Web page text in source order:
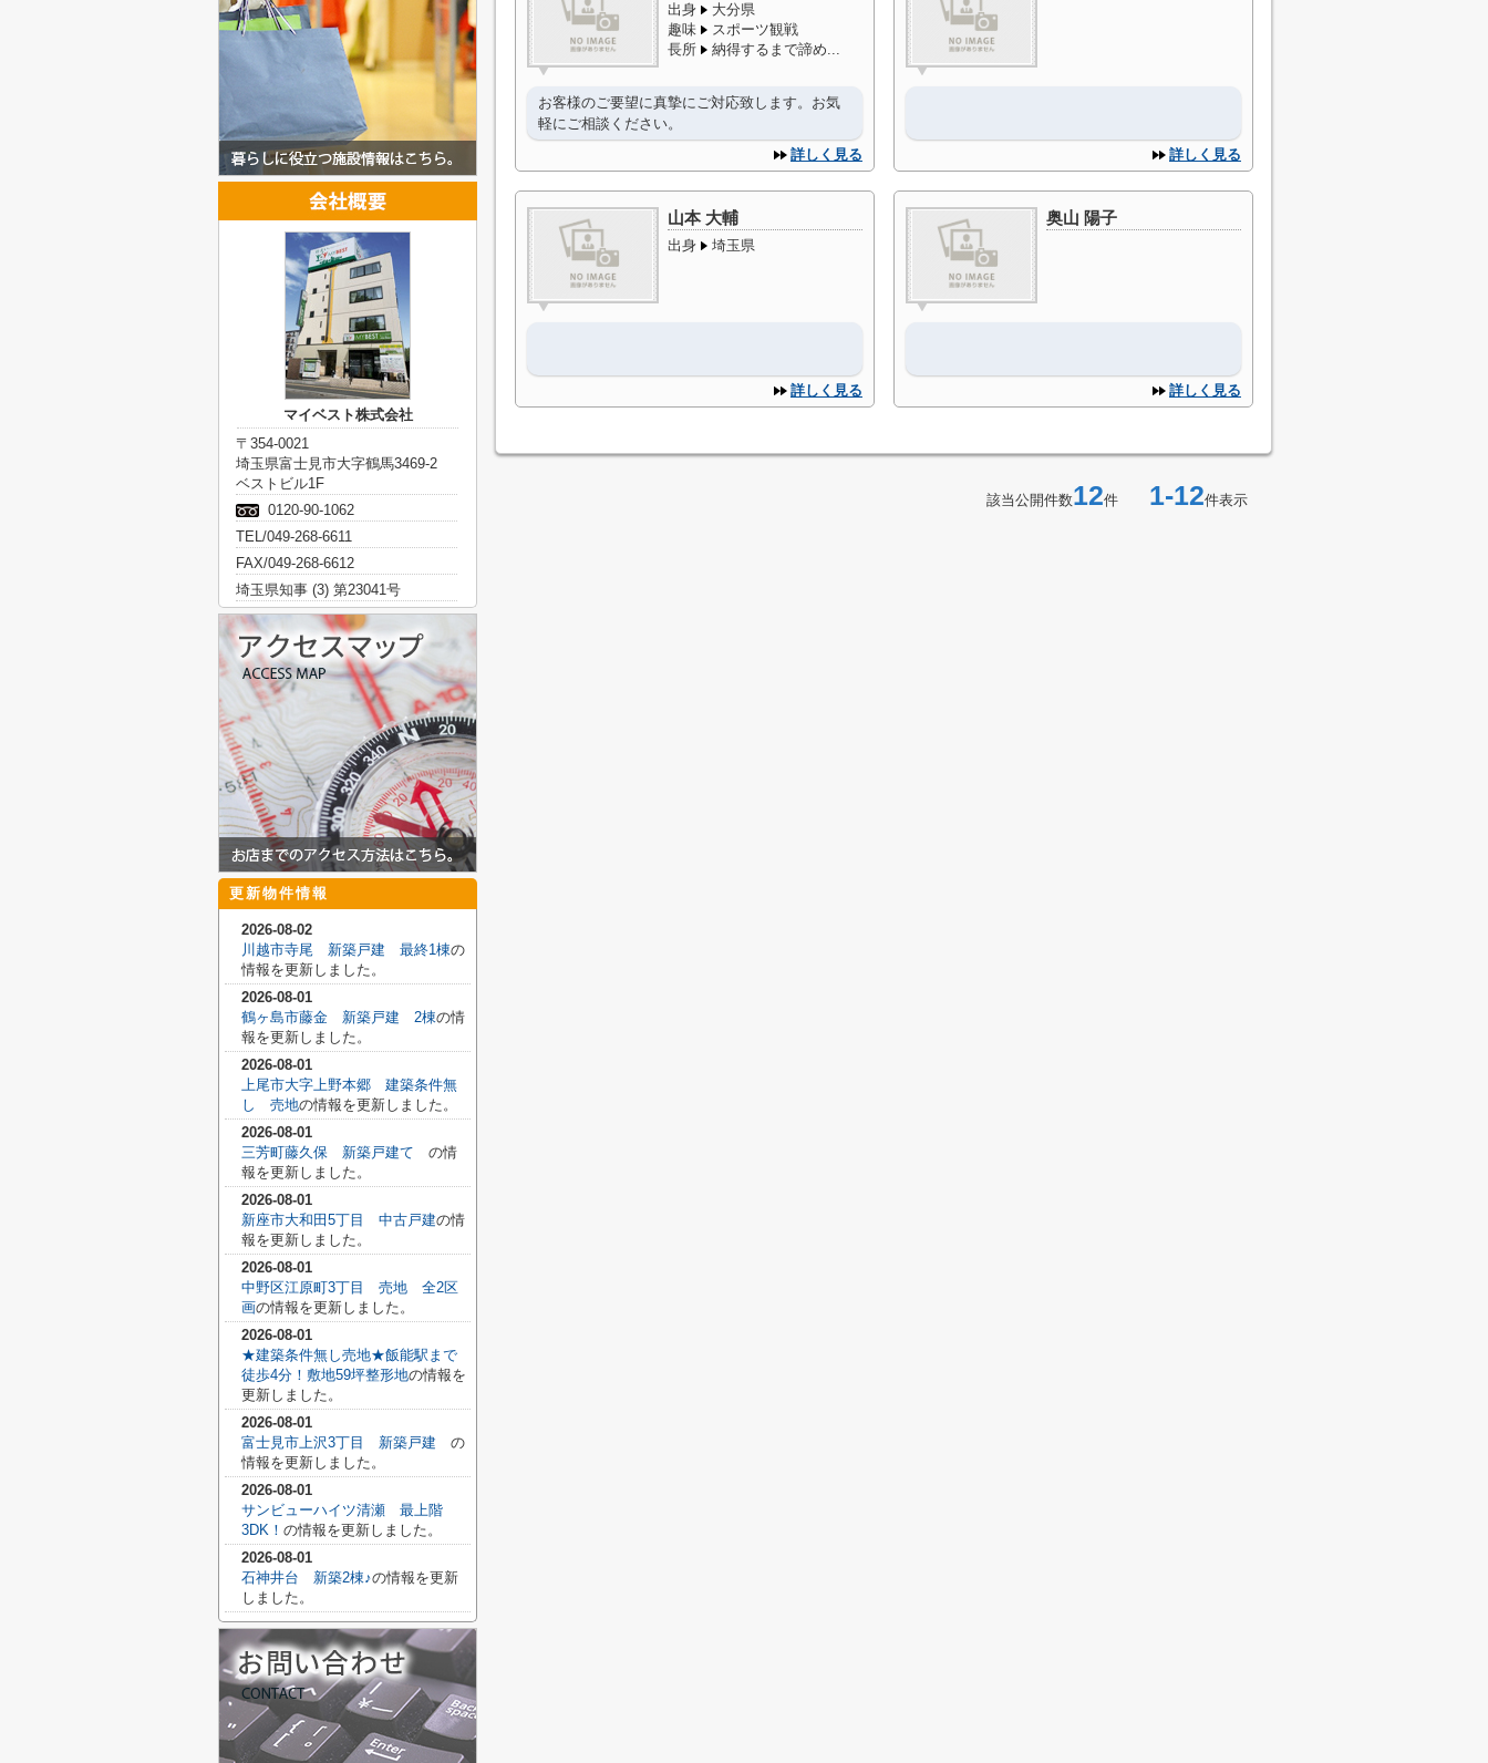
出身
大分県
趣味
スポーツ観戦
長所
納得するまで諦め...
お客様のご要望に真摯にご対応致します。お気
軽にご相談ください。
詳しく見る
詳しく見る
山本 大輔
出身 埼玉県
詳しく見る
奥山 陽子
詳しく見る
該当公開件数12件 1-12件表示
マイベスト株式会社
〒354-0021
埼玉県富士見市大字鶴馬3469-2
ベストビル1F
0120-90-1062
TEL/049-268-6611
FAX/049-268-6612
埼玉県知事 (3) 第23041号
更新物件情報
2026-08-02
川越市寺尾 新築戸建 最終1棟の
情報を更新しました。
2026-08-01
鶴ヶ島市藤金 新築戸建 2棟の情
報を更新しました。
2026-08-01
上尾市大字上野本郷 建築条件無
し 売地の情報を更新しました。
2026-08-01
三芳町藤久保 新築戸建て の情
報を更新しました。
2026-08-01
新座市大和田5丁目 中古戸建の情
報を更新しました。
2026-08-01
中野区江原町3丁目 売地 全2区
画の情報を更新しました。
2026-08-01
★建築条件無し売地★飯能駅まで
徒歩4分！敷地59坪整形地の情報を
更新しました。
2026-08-01
富士見市上沢3丁目 新築戸建 の
情報を更新しました。
2026-08-01
サンビューハイツ清瀬 最上階
3DK！ の情報を更新しました。
2026-08-01
石神井台 新築2棟♪の情報を更新
しました。